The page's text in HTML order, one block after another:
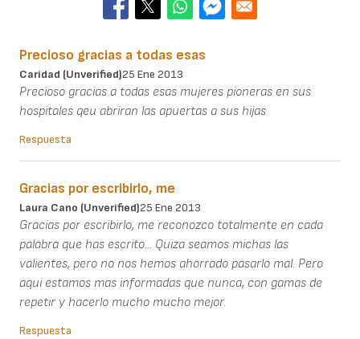
Precioso gracias a todas esas
Caridad (unverified)25 Ene 2013
Precioso gracias a todas esas mujeres pioneras en sus
hospitales qeu abriran las apuertas a sus hijas
Respuesta
Gracias por escribirlo, me
Laura Cano (unverified)25 Ene 2013
Gracias por escribirlo, me reconozco totalmente en cada
palabra que has escrito... Quiza seamos michas las
valientes, pero no nos hemos ahorrado pasarlo mal. Pero
aqui estamos mas informadas que nunca, con gamas de
repetir y hacerlo mucho mucho mejor.
Respuesta